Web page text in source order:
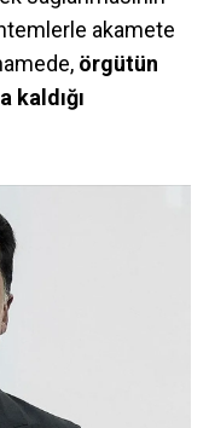
akamete
örgütün